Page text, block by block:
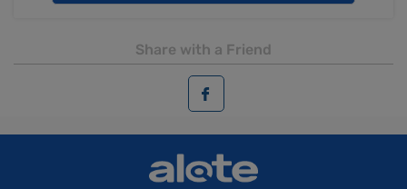
Share with a Friend